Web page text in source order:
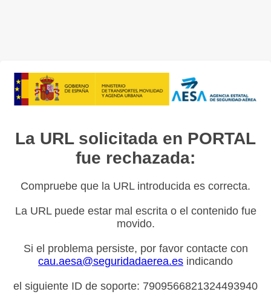
La URL solicitada en PORTAL
fue rechazada:
Compruebe que la URL introducida es correcta.
La URL puede estar mal escrita o el contenido fue
movido.
Si el problema persiste, por favor contacte con
cau.aesa@seguridadaerea.es indicando
el siguiente ID de soporte: 7909566821324493940